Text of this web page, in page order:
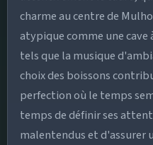
charme au centre de
atypique comme une
tels que la musique
choix des boissons
perfection où le temps
temps de définir ses
malentendus et